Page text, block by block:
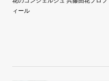
ィール